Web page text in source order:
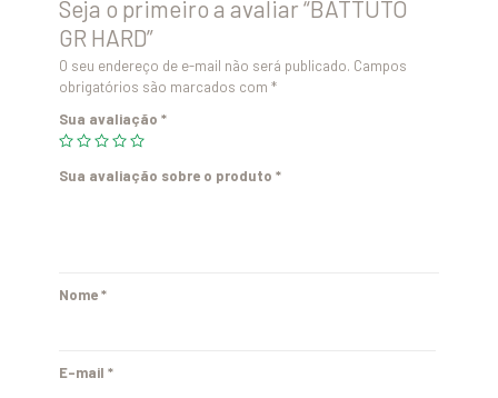
Seja o primeiro a avaliar “BATTUTO
GR HARD”
O seu endereço de e-mail não será publicado. Campos
obrigatórios são marcados com *
Sua avaliação *
Sua avaliação sobre o produto *
Nome*
E-mail *